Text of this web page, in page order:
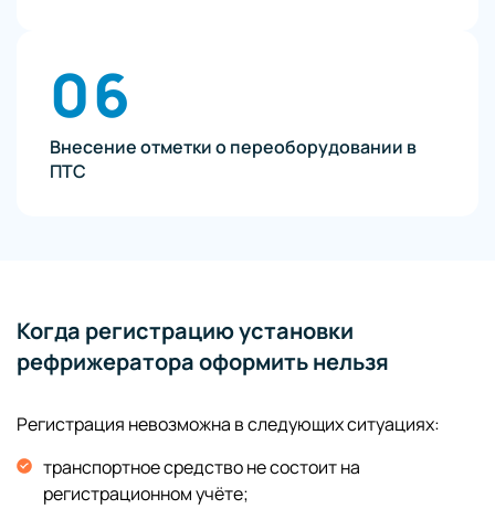
06
Внесение отметки о переоборудовании в
ПТС
Когда регистрацию установки
рефрижератора оформить нельзя
Регистрация невозможна в следующих ситуациях:
транспортное средство не состоит на
регистрационном учёте;